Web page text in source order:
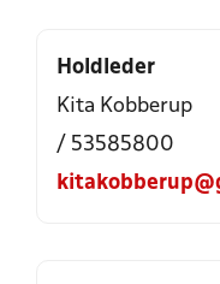
Holdleder
Kita Kobberup
/ 53585800